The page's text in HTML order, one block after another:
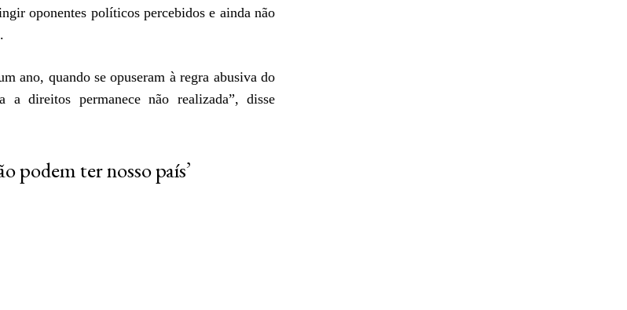
oponentes políticos percebidos e ainda não
ano, quando se opuseram à regra abusiva do
a direitos permanece não realizada”, disse
podem ter nosso país’